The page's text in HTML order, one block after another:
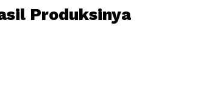
Produksinya